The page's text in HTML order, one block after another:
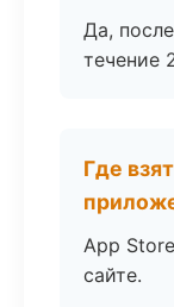
Да,
течение
Где
App
сайте.